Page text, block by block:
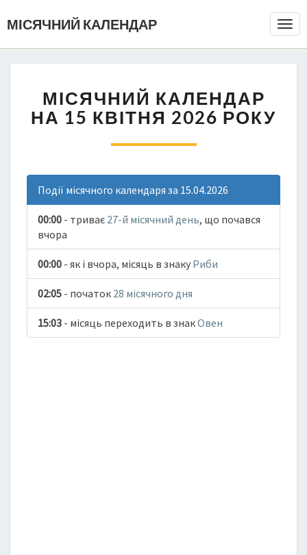
МІСЯЧНИЙ КАЛЕНДАР
МІСЯЧНИЙ КАЛЕНДАР
НА 15 КВІТНЯ 2026 РОКУ
Події місячного календаря за 15.04.2026
00:00 - триває 27-й місячний день, що почався
вчора
00:00 - як і вчора, місяць в знаку Риби
02:05 - початок 28 місячного дня
15:03 - місяць переходить в знакОвен